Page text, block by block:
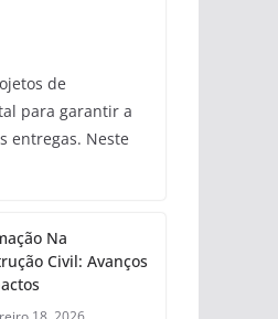
de
para garantir a
entregas. Neste
Na
Civil: Avanços